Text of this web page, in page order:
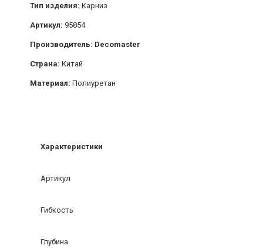
Тип изделия: Карниз
Артикул: 95854
Производитель: Decomaster
Страна: Китай
Материал: Полиуретан
Характеристики
Артикул
Гибкость
Глубина